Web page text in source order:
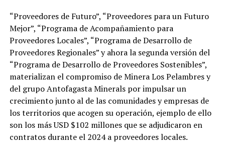
“Proveedores de Futuro”, “Proveedores para un Futuro
Mejor”, “Programa de Acompañamiento para
Proveedores Locales”, “Programa de Desarrollo de
Proveedores Regionales” y ahora la segunda versión del
“Programa de Desarrollo de Proveedores Sostenibles”,
materializan el compromiso de Minera Los Pelambres y
del grupo Antofagasta Minerals por impulsar un
crecimiento junto al de las comunidades y empresas de
los territorios que acogen su operación, ejemplo de ello
son los más USD $102 millones que se adjudicaron en
contratos durante el 2024 a proveedores locales.